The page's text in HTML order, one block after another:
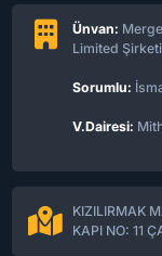
Ünvan:
Limited Şirketi
Sorumlu:
V.Dairesi:
KIZILIRMAK
KAPI NO: 11